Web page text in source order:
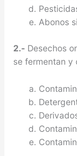
Abonos
2.- Desechos
se fermentan y